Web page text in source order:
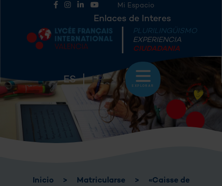
Mi Espacio
PLURILINGÜISMO
EXPERIENCIA
CIUDADANIA
ES FR
EXPLORAR
Enlaces de Interes
Inicio > Matricularse >
«Caisse de